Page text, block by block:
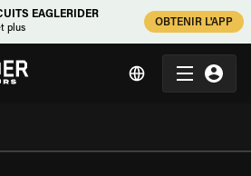
EAGLERIDER
plus
OBTENIR L'APP